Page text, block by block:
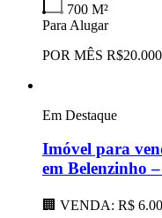
700 M²
Para Alugar
POR MÊS
Em Destaque
Imóvel para
em Belenzinho
🏢 VENDA: R$